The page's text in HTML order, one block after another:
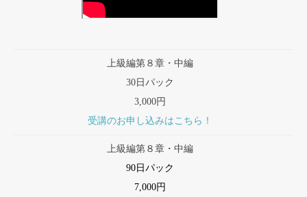
上級編第８章・中編
30日パック
3,000円
受講のお申し込みはこちら！
上級編第８章・中編
90日パック
7,000円